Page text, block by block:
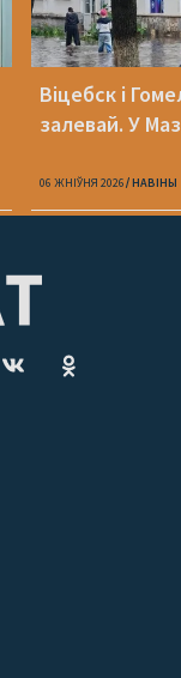
Віцебск і
залевай. У
06 ЖНІЎНЯ 2026 НАВІНЫ